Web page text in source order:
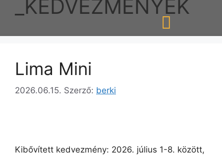
_KEDVEZMÉNYEK
Lima Mini
2026.06.15. Szerző: berki
Kibővített kedvezmény: 2026. július 1-8. között,